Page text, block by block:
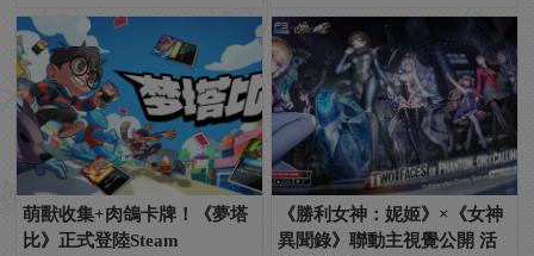
萌獸收集+肉鴿卡牌！《夢塔
比》正式登陸Steam
《勝利女神：妮姬》×《女神
異聞錄》聯動主視覺公開 活